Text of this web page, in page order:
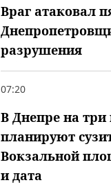
Враг атаковал
разрушения
07:20
В Днепре на три
планируют
Вокзальной
и дата